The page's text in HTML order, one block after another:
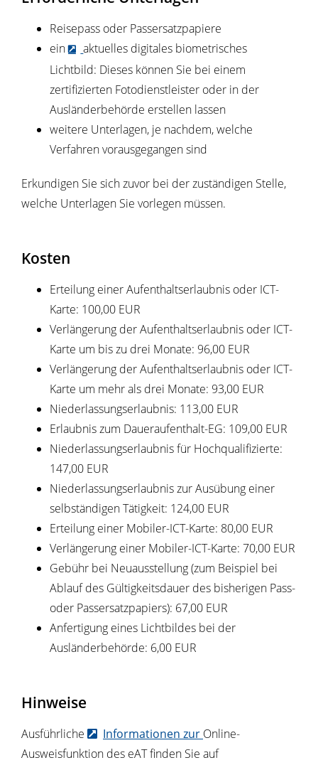
Reisepass oder Passersatzpapiere
ein
aktuelles digitales biometrisches
Lichtbild: Dieses können Sie bei einem
zertifizierten Fotodienstleister oder in der
Ausländerbehörde erstellen lassen
weitere Unterlagen, je nachdem, welche
Verfahren vorausgegangen sind
Erkundigen Sie sich zuvor bei der zuständigen Stelle,
welche Unterlagen Sie vorlegen müssen.
Kosten
Erteilung einer Aufenthaltserlaubnis oder ICT-
Karte: 100,00 EUR
Verlängerung der Aufenthaltserlaubnis oder ICT-
Karte um bis zu drei Monate: 96,00 EUR
Verlängerung der Aufenthaltserlaubnis oder ICT-
Karte um mehr als drei Monate: 93,00 EUR
Niederlassungserlaubnis: 113,00 EUR
Erlaubnis zum Daueraufenthalt-EG: 109,00 EUR
Niederlassungserlaubnis für Hochqualifizierte:
147,00 EUR
Niederlassungserlaubnis zur Ausübung einer
selbständigen Tätigkeit: 124,00 EUR
Erteilung einer Mobiler-ICT-Karte: 80,00 EUR
Verlängerung einer Mobiler-ICT-Karte: 70,00 EUR
Gebühr bei Neuausstellung (zum Beispiel bei
Ablauf des Gültigkeitsdauer des bisherigen Pass-
oder Passersatzpapiers): 67,00 EUR
Anfertigung eines Lichtbildes bei der
Ausländerbehörde: 6,00 EUR
Hinweise
Ausführliche Informationen zur Online-
Ausweisfunktion des eAT finden Sie auf